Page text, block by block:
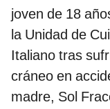
joven de 18
la Unidad de
Italiano tras
cráneo en
madre, Sol